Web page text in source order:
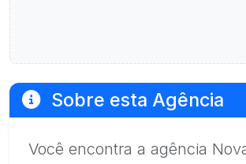
Sobre esta Agência
Você encontra a agência